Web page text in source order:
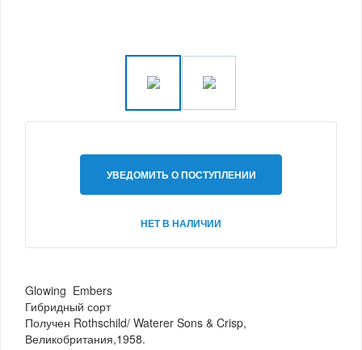
УВЕДОМИТЬ О ПОСТУПЛЕНИИ
НЕТ В НАЛИЧИИ
Glowing Embers
Гибридный сорт
Получен Rothschild/ Waterer Sons & Crisp,
Великобритания,1958.